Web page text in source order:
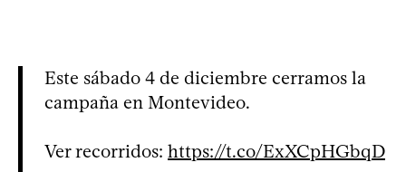
Este sábado 4 de diciembre cerramos la
campaña en Montevideo.
Ver recorridos: https://t.co/ExXCpHGbqD